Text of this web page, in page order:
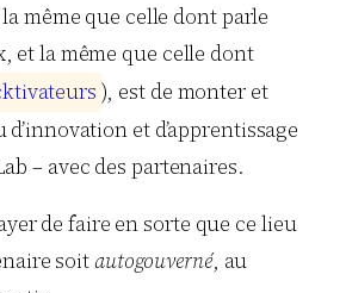
même que celle dont parle
et la même que celle dont
ktivateurs ), est de monter et
d’innovation et d’apprentissage
– avec des partenaires.
de faire en sorte que ce lieu
soitautogouverné, au